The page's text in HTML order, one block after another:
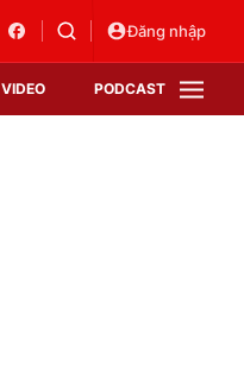
Đăng nhập
VIDEO PODCAST